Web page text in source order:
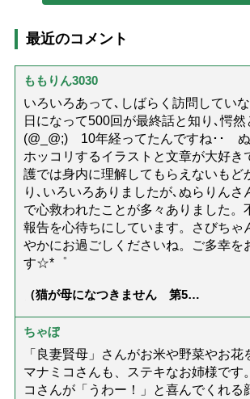
最近のコメント
ももりん3030
いろいろあって､しばらく訪問してい
日になって500回が最終話と知り､愕然
(@_@;) 10年経ってたんですね･･
ホッコリするイラストと文章が大好
護では身内に理解してもらえないもど
り､いろいろありましたが､ぬらりんさ
で心救われたことが多々ありました。
報告を心待ちにしています。さびちゃ
やかにお過ごしくださいね。ご多幸を
す☆*゜
（猫が母になつきません 第500
ちゃぼ
「良妻賢母」さんがお米や野菜やお花
マナミコさんも、ステキなお姉様です
コさんが「うわー！」と喜んでくれる